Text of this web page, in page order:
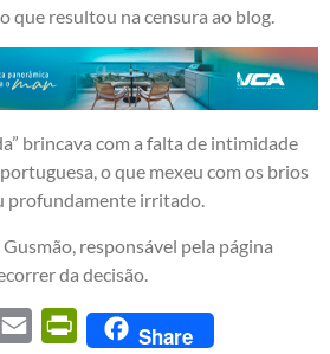
que resultou na censura ao blog.
brincava com a falta de intimidade
o que mexeu com os brios
profundamente irritado.
responsável pela página
da decisão.
Email PrintFriendly
Share